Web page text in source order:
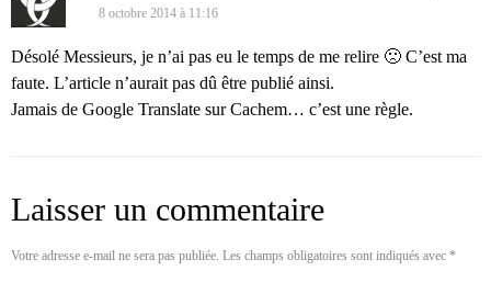
8 octobre 2014 à 11:16
Désolé Messieurs, je n’ai pas eu le temps de me relire 🙁 C’est ma
faute. L’article n’aurait pas dû être publié ainsi.
Jamais de Google Translate sur Cachem… c’est une règle.
Laisser un commentaire
Votre adresse e-mail ne sera pas publiée. Les champs obligatoires sont indiqués avec *